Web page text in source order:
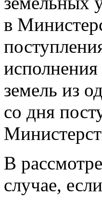
в
земель из
со дня
В
случае,